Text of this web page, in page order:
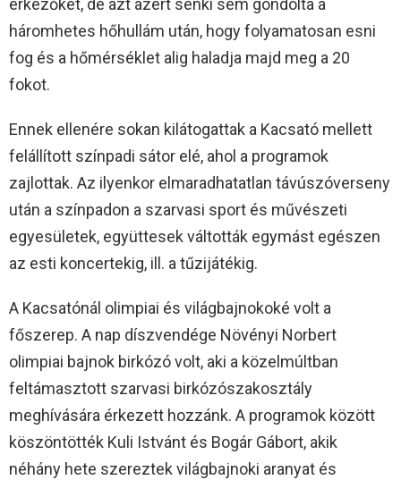
érkezőket, de azt azért senki sem gondolta a
háromhetes hőhullám után, hogy folyamatosan esni
fog és a hőmérséklet alig haladja majd meg a 20
fokot.
Ennek ellenére sokan kilátogattak a Kacsató mellett
felállított színpadi sátor elé, ahol a programok
zajlottak. Az ilyenkor elmaradhatatlan távúszóverseny
után a színpadon a szarvasi sport és művészeti
egyesületek, együttesek váltották egymást egészen
az esti koncertekig, ill. a tűzijátékig.
A Kacsatónál olimpiai és világbajnokoké volt a
főszerep. A nap díszvendége Növényi Norbert
olimpiai bajnok birkózó volt, aki a közelmúltban
feltámasztott szarvasi birkózószakosztály
meghívására érkezett hozzánk. A programok között
köszöntötték Kuli Istvánt és Bogár Gábort, akik
néhány hete szereztek világbajnoki aranyat és